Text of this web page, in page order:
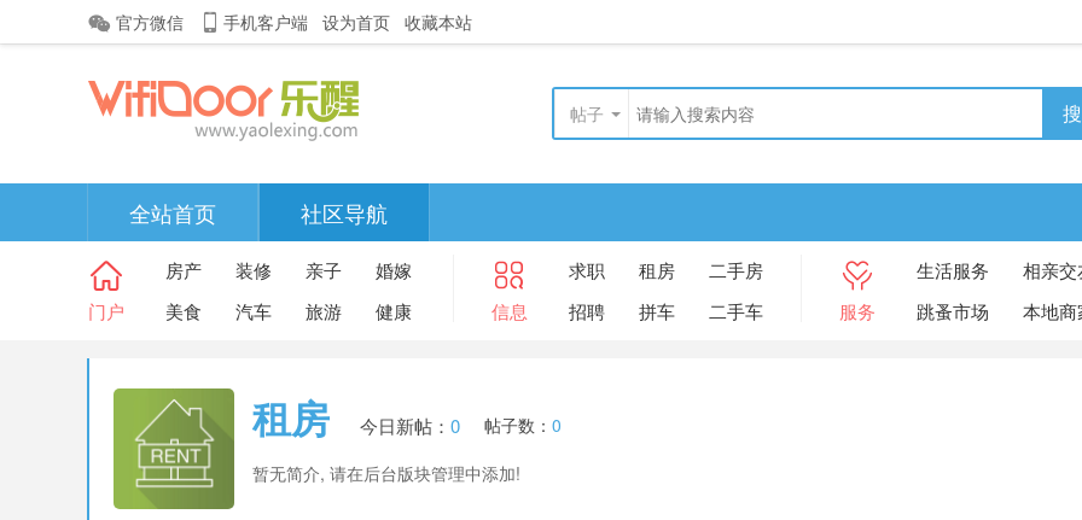
官方微信 手机客户端 设为首页 收藏本站
帖子
全站首页 社区导航
门户
房产 装修 亲子
婚嫁
美食
汽车 旅游 健康 信息
求职 租房
二手房
招聘
拼车 二手车 服务
生活服务
相亲交
跳蚤市场
本地商
租房 今日新帖： 0 帖子数： 0
暂无简介, 请在后台版块管理中添加!